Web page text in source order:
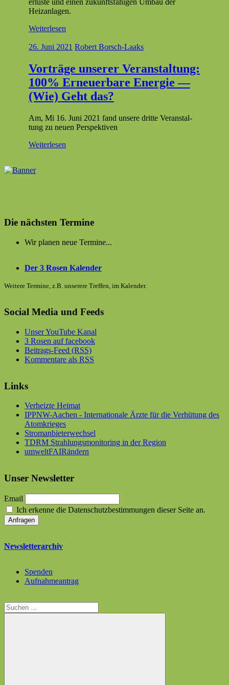
er­luste und einen zukun­fts­fähi­gen Umbau der
Heizanlagen.
Weiterlesen
26. Juni 2021 Robert Borsch-Laaks
Vorträge unserer Veranstaltung:
100% Erneuerbare Energie —
(Wie) Geht das?
Am, Mi 16. Juni 2021 fand unsere dritte Ver­anstal­
tung zu neuen Perspektiven
Weiterlesen
Die nächsten Termine
Wir planen neue Termine...
Der 3 Rosen Kalender
Weitere Termine, z.B. unserere Treffen, im Kalender.
Social Media und Feeds
Unser YouTube Kanal
3 Rosen auf facebook
Beitrags-Feed (RSS)
Kommentare als RSS
Links
Verheizte Heimat
IPPNW-Aachen - Internationale Ärzte für die Verhütung des
Atomkrieges
Stromanbieterwechsel
TDRM Strahlungsmonitoring in der Region
umweltFAIRändern
Unser Newsletter
Email
Ich erkenne die Datenschutzbestimmungen dieser Seite an.
Newsletterarchiv
Spenden
Aufnahmeantrag
Suchen
nach: